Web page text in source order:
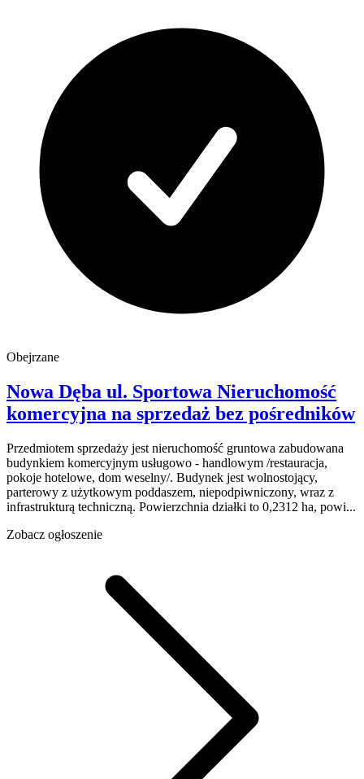
Obejrzane
Nowa Dęba ul. Sportowa Nieruchomość
komercyjna na sprzedaż bez pośredników
Przedmiotem sprzedaży jest nieruchomość gruntowa zabudowana
budynkiem komercyjnym usługowo - handlowym /restauracja,
pokoje hotelowe, dom weselny/. Budynek jest wolnostojący,
parterowy z użytkowym poddaszem, niepodpiwniczony, wraz z
infrastrukturą techniczną. Powierzchnia działki to 0,2312 ha, powi...
Zobacz ogłoszenie